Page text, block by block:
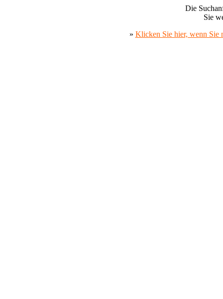
Die
Sie
» Klicken Sie hier, wenn Sie